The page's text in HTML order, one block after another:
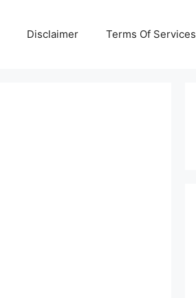
Disclaimer Terms Of Services